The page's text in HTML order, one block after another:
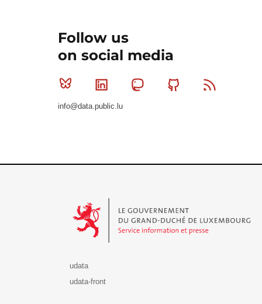
Follow us
on social media
Bluesky Linkedin MastodonGithub
info@data.public.lu
udata
udata-front